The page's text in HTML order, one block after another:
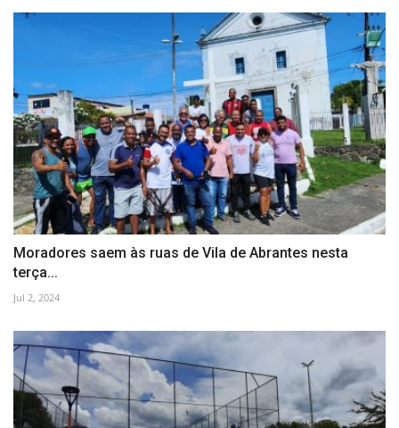
Moradores saem às ruas de Vila de Abrantes nesta
terça...
Jul 2, 2024